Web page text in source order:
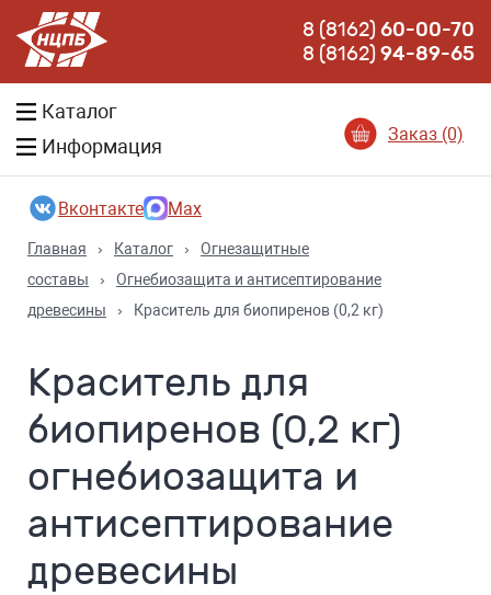
8 (8162)60-00-70
8 (8162)94-89-65
Каталог
Информация
Заказ (0)
Вконтакте Max
Главная › Каталог ›
Огнезащитные
составы
›
Огнебиозащита и антисептирование
древесины
› Краситель для биопиренов (0,2 кг)
Краситель для
биопиренов (0,2 кг)
огнебиозащита и
антисептирование
древесины